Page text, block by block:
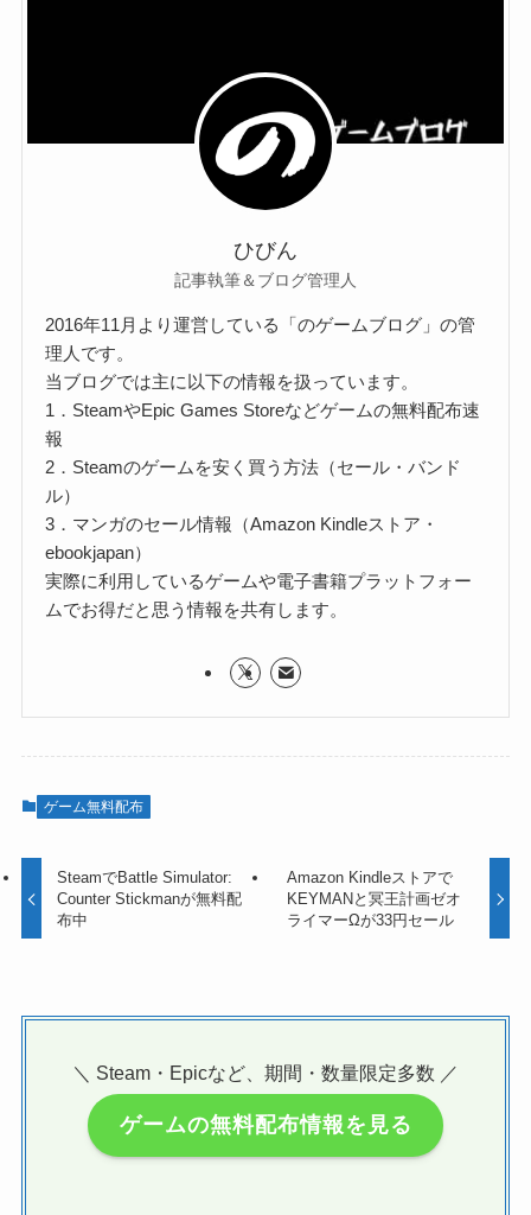
ひびん
記事執筆＆ブログ管理人
2016年11月より運営している「のゲームブログ」の管
理人です。
当ブログでは主に以下の情報を扱っています。
1．SteamやEpic Games Storeなどゲームの無料配布速
報
2．Steamのゲームを安く買う方法（セール・バンド
ル）
3．マンガのセール情報（Amazon Kindleストア・
ebookjapan）
実際に利用しているゲームや電子書籍プラットフォー
ムでお得だと思う情報を共有します。
ゲーム無料配布
SteamでBattle Simulator:
Counter Stickmanが無料配
布中
Amazon Kindleストアで
KEYMANと冥王計画ゼオ
ライマーΩが33円セール
＼ Steam・Epicなど、期間・数量限定多数 ／
ゲームの無料配布情報を見る